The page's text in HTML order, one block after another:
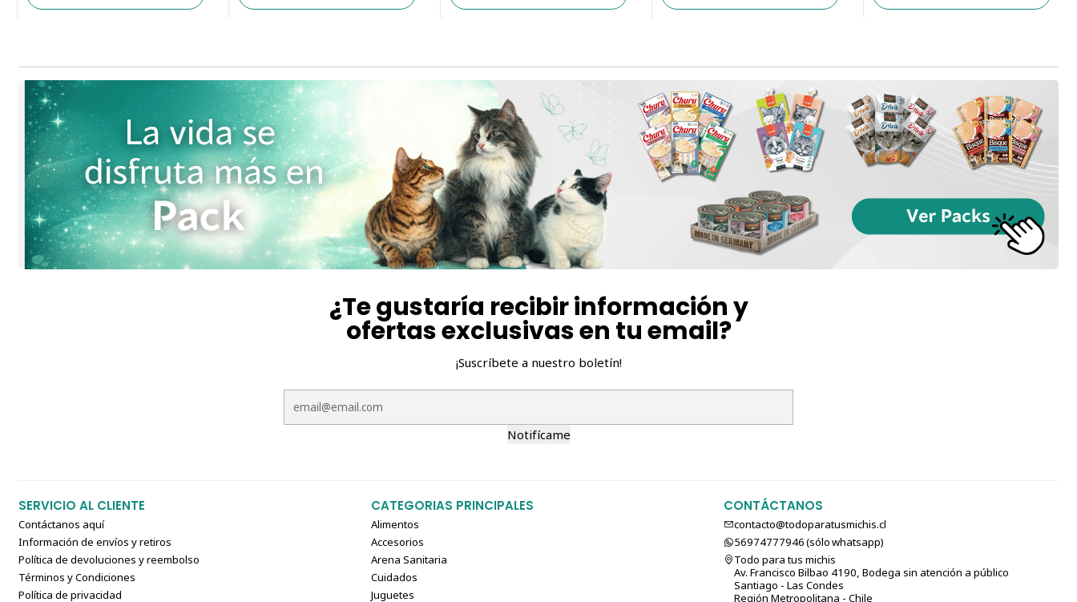
¿Te gustaría recibir información y
ofertas exclusivas en tu email?
¡Suscríbete a nuestro boletín!
Notifícame
SERVICIO AL CLIENTE
Contáctanos aquí
Información de envíos y retiros
Política de devoluciones y reembolso
Términos y Condiciones
Política de privacidad
CATEGORIAS PRINCIPALES
Alimentos
Accesorios
Arena Sanitaria
Cuidados
Juguetes
CONTÁCTANOS
contacto@todoparatusmichis.cl
56974777946 (sólo⁣⁣⁣⁣⁣​​​​​​​​​​​​​​​ whatsapp)
Todo para tus michis
Av. Francisco Bilbao 4190, Bodega sin atención a público
Santiago - Las Condes
Región Metropolitana - Chile